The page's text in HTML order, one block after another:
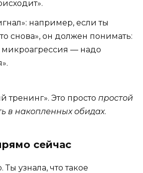
например, если ты
снова», он должен понимать:
микроагрессия — надо
тренинг». Это просто простой
в накопленных обидах.
сейчас
Ты узнала, что такое